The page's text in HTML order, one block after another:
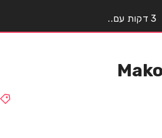
3 דקות עם..